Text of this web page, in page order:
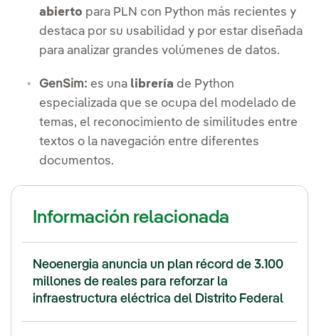
abierto para PLN con Python más recientes y
destaca por su usabilidad y por estar diseñada
para analizar grandes volúmenes de datos.
GenSim: es una librería de Python
especializada que se ocupa del modelado de
temas, el reconocimiento de similitudes entre
textos o la navegación entre diferentes
documentos.
Información relacionada
Neoenergia anuncia un plan récord de 3.100
millones de reales para reforzar la
infraestructura eléctrica del Distrito Federal